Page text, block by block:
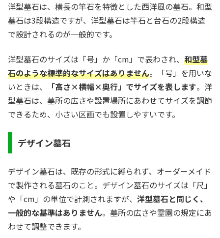
洋型墓石は、横長の竿石を特徴とした西洋風の墓石。和型
墓石は3段構造ですが、洋型墓石は竿石と台石の2段構造
で設計されるのが一般的です。
洋型墓石のサイズは「号」か「cm」で表わされ、 和型墓
石のような標準的なサイズはありません。「号」を用いな
いときは、
「高さ×横幅×奥行」でサイズを表します。洋
型墓石は、墓所の広さや設置場所にあわせてサイズを調節
できるため、小さい区画でも設置しやすいです。
デザイン墓石
デザイン墓石は、既存の形式に縛られず、オーダーメイド
で製作される墓石のこと。デザイン墓石のサイズは「尺」
や「cm」の単位で計測されますが、 洋型墓石と同じく、
一般的な基準はありません。墓所の広さや霊園の規定にあ
わせて調整できます。